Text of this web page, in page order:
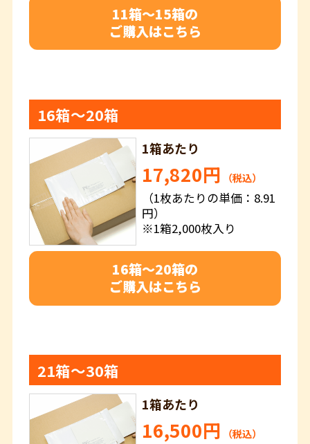
11箱～15箱の
ご購入はこちら
16箱～20箱
1箱あたり
17,820円 （税込）
（1枚あたりの単価：8.91
円）
※1箱2,000枚入り
16箱～20箱の
ご購入はこちら
21箱～30箱
1箱あたり
16,500円 （税込）